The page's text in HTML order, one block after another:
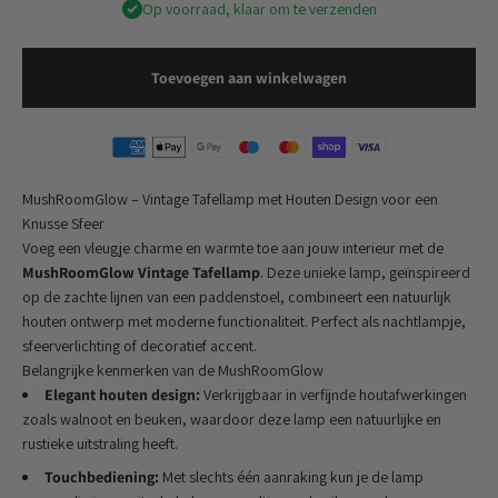
Op voorraad, klaar om te verzenden
Toevoegen aan winkelwagen
MushRoomGlow – Vintage Tafellamp met Houten Design voor een
Knusse Sfeer
Voeg een vleugje charme en warmte toe aan jouw interieur met de
MushRoomGlow Vintage Tafellamp. Deze unieke lamp, geïnspireerd
op de zachte lijnen van een paddenstoel, combineert een natuurlijk
houten ontwerp met moderne functionaliteit. Perfect als nachtlampje,
sfeerverlichting of decoratief accent.
Belangrijke kenmerken van de MushRoomGlow
Elegant houten design: Verkrijgbaar in verfijnde houtafwerkingen
zoals walnoot en beuken, waardoor deze lamp een natuurlijke en
rustieke uitstraling heeft.
Touchbediening: Met slechts één aanraking kun je de lamp